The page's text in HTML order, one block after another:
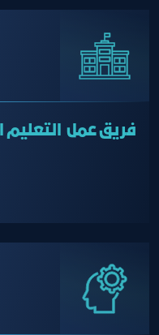
فريق عمل التعليم